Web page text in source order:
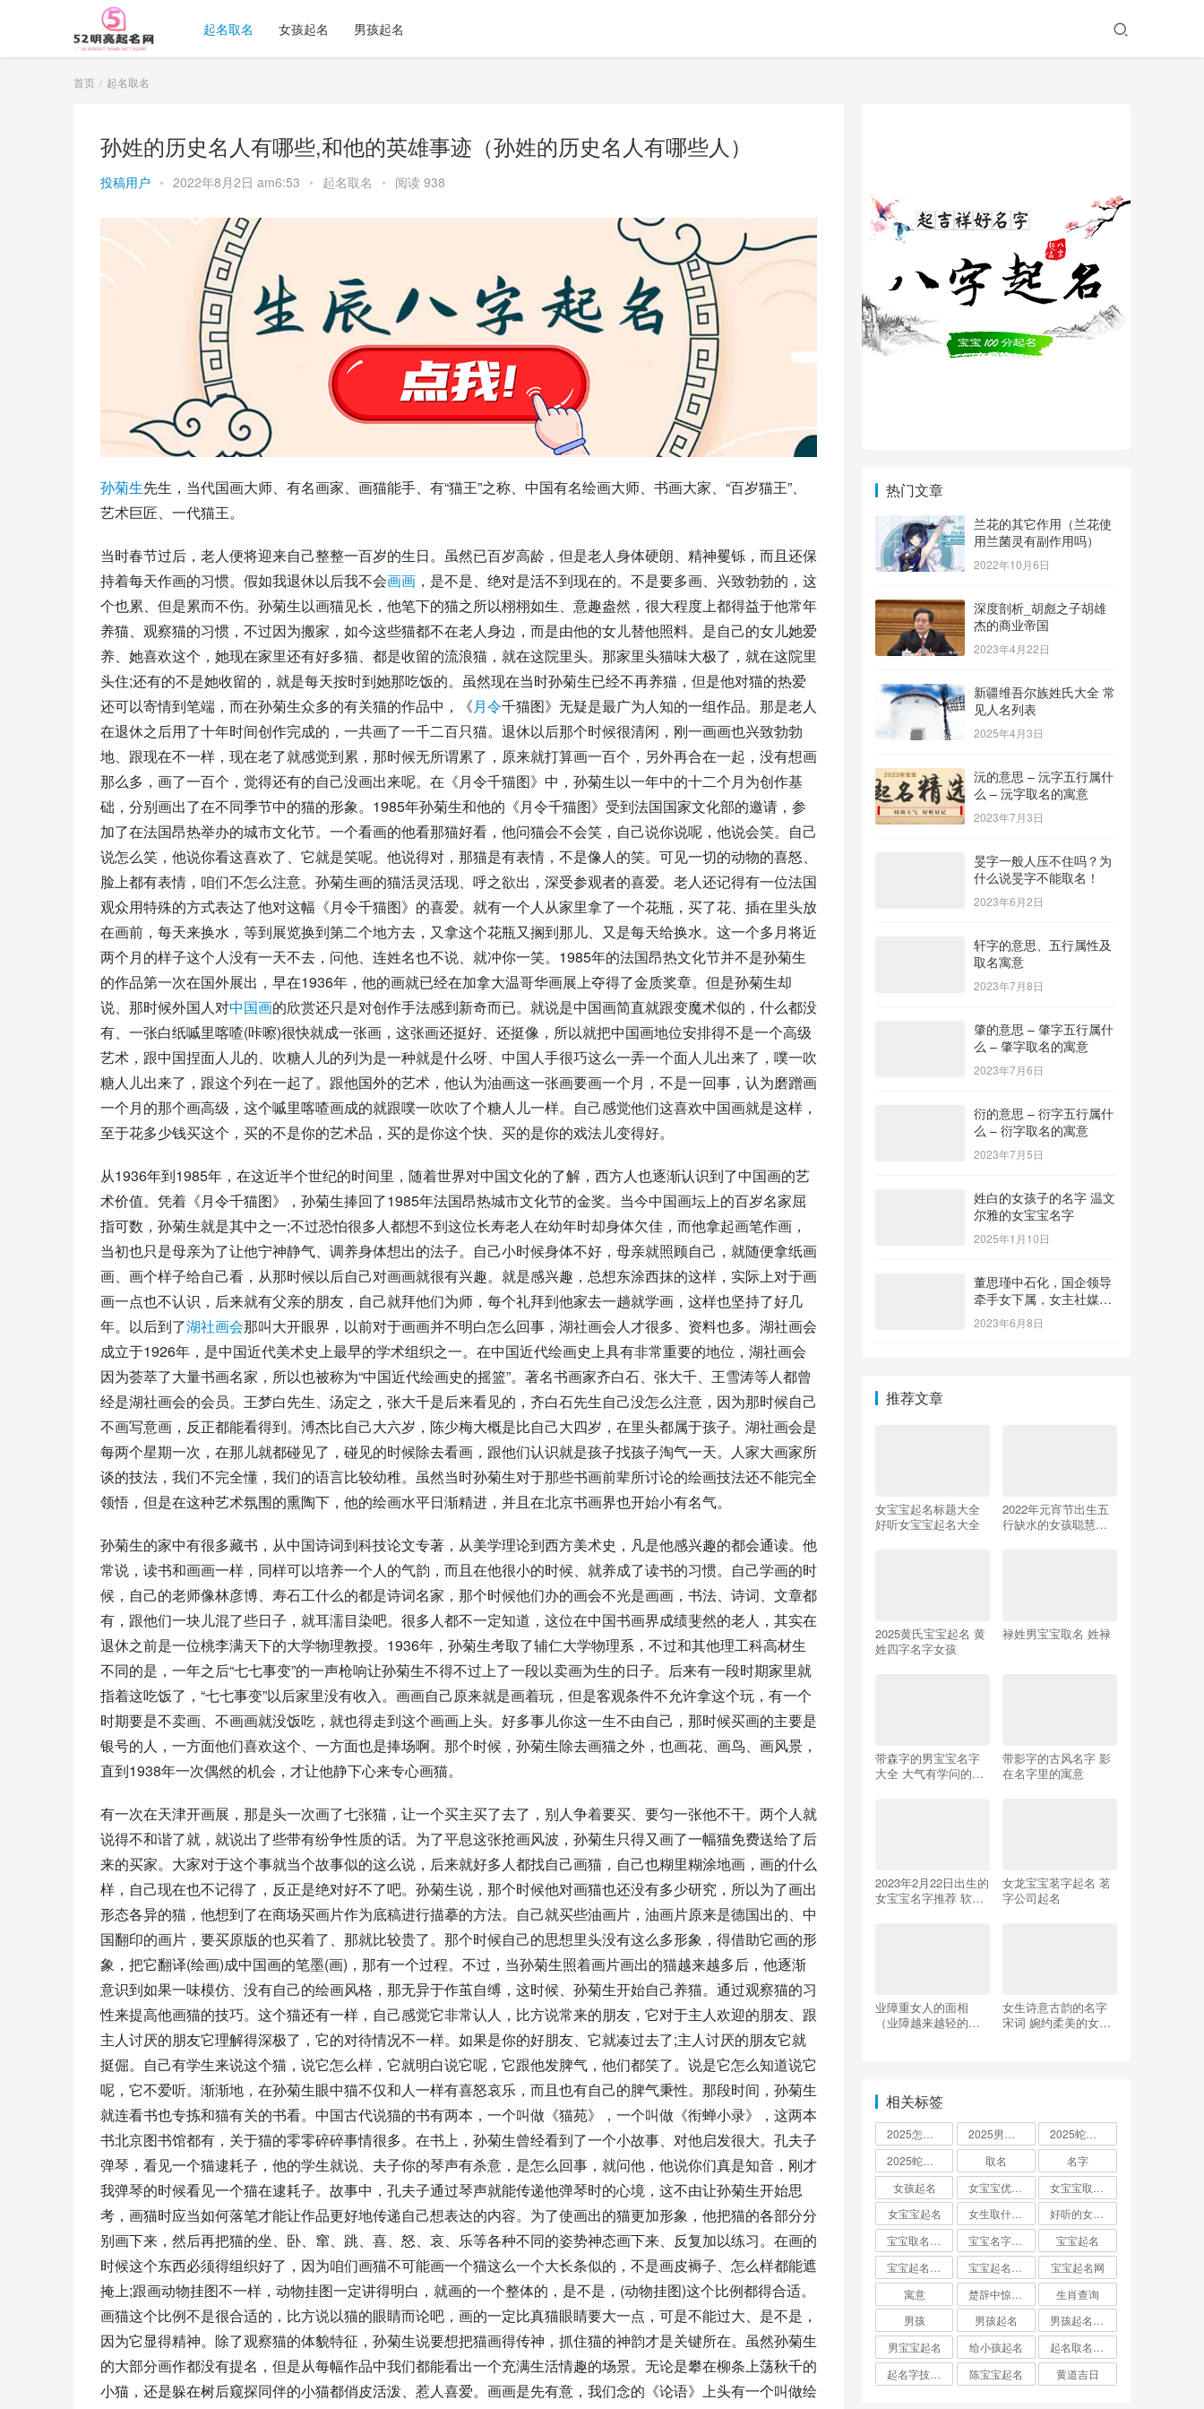
起名取名 女孩起名 男孩起名
首页 起名取名
孙姓的历史名人有哪些,和他的英雄事迹（孙姓的历史名人有哪些人）
投稿用户 • 2022年8月2日 am6:53 • 起名取名 • 阅读 938
孙菊生先生，当代国画大师、有名画家、画猫能手、有“猫王”之称、中国有名绘画大师、书画大家、“百岁猫王”、
艺术巨匠、一代猫王。
当时春节过后，老人便将迎来自己整整一百岁的生日。虽然已百岁高龄，但是老人身体硬朗、精神矍铄，而且还保
持着每天作画的习惯。假如我退休以后我不会画画 ，是不是、绝对是活不到现在的。不是要多画、兴致勃勃的，这
个也累、但是累而不伤。孙菊生以画猫见长，他笔下的猫之所以栩栩如生、意趣盎然，很大程度上都得益于他常年
养猫、观察猫的习惯，不过因为搬家，如今这些猫都不在老人身边，而是由他的女儿替他照料。是自己的女儿她爱
养、她喜欢这个，她现在家里还有好多猫、都是收留的流浪猫，就在这院里头。那家里头猫味大极了，就在这院里
头住;还有的不是她收留的，就是每天按时到她那吃饭的。虽然现在当时孙菊生已经不再养猫，但是他对猫的热爱
还可以寄情到笔端，而在孙菊生众多的有关猫的作品中，《月令千猫图》无疑是最广为人知的一组作品。那是老人
在退休之后用了十年时间创作完成的，一共画了一千二百只猫。退休以后那个时候很清闲，刚一画画也兴致勃勃
地、跟现在不一样，现在老了就感觉到累，那时候无所谓累了，原来就打算画一百个，另外再合在一起，没有想画
那么多，画了一百个，觉得还有的自己没画出来呢。在《月令千猫图》中，孙菊生以一年中的十二个月为创作基
础，分别画出了在不同季节中的猫的形象。1985年孙菊生和他的《月令千猫图》受到法国国家文化部的邀请，参
加了在法国昂热举办的城市文化节。一个看画的他看那猫好看，他问猫会不会笑，自己说你说呢，他说会笑。自己
说怎么笑，他说你看这喜欢了、它就是笑呢。他说得对，那猫是有表情，不是像人的笑。可见一切的动物的喜怒、
脸上都有表情，咱们不怎么注意。孙菊生画的猫活灵活现、呼之欲出，深受参观者的喜爱。老人还记得有一位法国
观众用特殊的方式表达了他对这幅《月令千猫图》的喜爱。就有一个人从家里拿了一个花瓶，买了花、插在里头放
在画前，每天来换水，等到展览换到第二个地方去，又拿这个花瓶又搁到那儿、又是每天给换水。这一个多月将近
两个月的样子这个人没有一天不去，问他、连姓名也不说、就冲你一笑。1985年的法国昂热文化节并不是孙菊生
的作品第一次在国外展出，早在1936年，他的画就已经在加拿大温哥华画展上夺得了金质奖章。但是孙菊生却
说、那时候外国人对中国画的欣赏还只是对创作手法感到新奇而已。就说是中国画简直就跟变魔术似的，什么都没
有、一张白纸嘁里喀喳(咔嚓)很快就成一张画，这张画还挺好、还挺像，所以就把中国画地位安排得不是一个高级
艺术，跟中国捏面人儿的、 吹糖人儿的列为是一种就是什么呀、中国人手很巧这么一弄一个面人 儿出来了，噗一吹
糖人儿出来了，跟这个列在一起了。跟他国外的艺术，他认为油画这一张画要画一个月，不是一回事，认为磨蹭画
一个月的那个画高级，这个嘁里喀喳画成的就跟噗一吹吹了个糖人儿一样。自己感觉他们这喜欢中国画就是这样，
至于花多少钱买这个，买的不是你的艺术品，买的是你这个快、买的是你的戏法儿变得好。
从1936年到1985年，在这近半个世纪的时间里，随着世界对中国文化的了解，西方人也逐渐认识到了中国画的艺
术价值。凭着《月令千猫图》，孙菊生捧回了1985年法国昂热城市文化节的金奖。当今中国画坛上的百岁名家屈
指可数，孙菊生就是其中之一;不过恐怕很多人都想不到这位长寿老人在幼年时却身体欠佳，而他拿起画笔作画，
当初也只是母亲为了让他宁神静气、调养身体想出的法子。自己小时候身体不好，母亲就照顾自己，就随便拿纸画
画、画个样子给自己看，从那时候以后自己对画画就很有兴趣。就是感兴趣，总想东涂西抹的这样，实际上对于画
画一点也不认识，后来就有父亲的朋友，自己就拜他们为师，每个礼拜到他家去一趟就学画，这样也坚持了好几
年。以后到了湖社画会那叫大开眼界，以前对于画画并不明白怎么回事，湖社画会人才很多、资料也多。湖社画会
成立于1926年，是中国近代美术史上最早的学术组织之一。在中国近代绘画史上具有非常重要的地位，湖社画会
因为荟萃了大量书画名家，所以也被称为“中国近代绘画史的摇篮”。著名书画家齐白石、 张大千、 王雪涛等人都曾
经是湖社画会的会员。 王梦白先生、汤定之，张大千是后来看见的，齐白石先生自己没怎么注意，因为那时候自己
不画写意画 ，反正都能看得到。溥杰比自己大六岁， 陈少梅大概是比自己大四岁，在里头都属于孩子。湖社画会是
每两个星期一次，在那儿就都碰见了，碰见的时候除去看画，跟他们认识就是孩子找孩子淘气一天。人家大画家所
谈的技法，我们不完全懂，我们的语言比较幼稚。虽然当时孙菊生对于那些书画前辈所讨论的绘画技法还不能完全
领悟，但是在这种艺术氛围的熏陶下，他的绘画水平日渐精进，并且在北京书画界也开始小有名气。
孙菊生的家中有很多藏书，从中国诗词到科技论文专著，从美学理论到西方美术史，凡是他感兴趣的都会通读。他
常说，读书和画画一样，同样可以培养一个人的气韵，而且在他很小的时候、就养成了读书的习惯。自己学画的时
候，自己的老师像林彦博、 寿石工什么的都是诗词名家，那个时候他们办的画会不光是画画，书法、诗词、文章都
有，跟他们一块儿混了些日子，就耳濡目染吧。很多人都不一定知道，这位在中国书画界成绩斐然的老人，其实在
退休之前是一位桃李满天下的大学物理教授。1936年，孙菊生考取了辅仁大学物理系，不过和其他理工科高材生
不同的是，一年之后“七七事变”的一声枪响让孙菊生不得不过上了一段以卖画为生的日子。后来有一段时期家里就
指着这吃饭了，“七七事变”以后家里没有收入。画画自己原来就是画着玩，但是客观条件不允许拿这个玩，有一个
时期要是不卖画、不画画就没饭吃，就也得走到这个画画上头。好多事儿你这一生不由自己，那时候买画的主要是
银号的人，一方面他们喜欢这个、一方面也是捧场啊。那个时候，孙菊生除去画猫之外，也画花、画鸟、画风景，
直到1938年一次偶然的机会，才让他静下心来专心画猫。
有一次在天津开画展，那是头一次画了七张猫，让一个买主买了去了，别人争着要买、要匀一张他不干。两个人就
说得不和谐了就，就说出了些带有纷争性质的话。为了平息这张抢画风波，孙菊生只得又画了一幅猫免费送给了后
来的买家。大家对于这个事就当个故事似的这么说，后来就好多人都找自己画猫，自己也糊里糊涂地画，画的什么
样，自己现在也不记得了，反正是绝对好不了吧。孙菊生说，那个时候他对画猫也还没有多少研究，所以为了画出
形态各异的猫，他想到了在商场买画片作为底稿进行描摹的方法。自己就买些油画片，油画片原来是德国出的、中
国翻印的画片，要买原版的也买着了、那就比较贵了。那个时候自己的思想里头没有这么多形象，得借助它画的形
象，把它翻译(绘画)成中国画的笔墨(画)，那有一个过程。不过，当孙菊生照着画片画出的猫越来越多后，他逐渐
意识到如果一味模仿、没有自己的绘画风格，那无异于作茧自缚，这时候、孙菊生开始自己养猫。通过观察猫的习
性来提高他画猫的技巧。这个猫还有一样，自己感觉它非常认人，比方说常来的朋友，它对于主人欢迎的朋友、跟
主人讨厌的朋友它理解得深极了，它的对待情况不一样。如果是你的好朋友、它就凑过去了;主人讨厌的朋友它就
挺倔。自己有学生来说这个猫，说它怎么样，它就明白说它呢，它跟他发脾气，他们都笑了。说是它怎么知道说它
呢，它不爱听。渐渐地，在孙菊生眼中猫不仅和人一样有喜怒哀乐，而且也有自己的脾气秉性。那段时间，孙菊生
就连看书也专拣和猫有关的书看。中国古代说猫的书有两本，一个叫做《猫苑》，一个叫做《衔蝉小录》，这两本
书北京图书馆都有，关于猫的零零碎碎事情很多。在书上，孙菊生曾经看到了一个小故事、对他启发很大。孔夫子
弹琴，看见一个猫逮耗子 ，他的学生就说、夫子你的琴声有杀意，是怎么回事，就问他，他说你们真是知音，刚才
我弹琴的时候看见一个猫在逮耗子。故事中， 孔夫子通过琴声就能传递他弹琴时的心境，这不由让孙菊生开始思
考，画猫时应当如何落笔才能让作品更好地传递自己想表达的内容。为了使画出的猫更加形象，他把猫的各部分分
别画下来，然后再把猫的坐、卧、窜、跳、喜、怒、哀、乐等各种不同的姿势神态画下来、反复加以练习。在画的
时候这个东西必须得组织好了，因为咱们画猫不可能画一个猫这么一个大长条似的，不是画皮褥子、怎么样都能遮
掩上;跟画动物挂图不一样，动物挂图一定讲得明白，就画的一个整体的，是不是，(动物挂图)这个比例都得合适。
画猫这个比例不是很合适的，比方说以猫的眼睛而论吧，画的一定比真猫眼睛要大一点，可是不能过大、是不是，
因为它显得精神。除了观察猫的体貌特征，孙菊生说要想把猫画得传神，抓住猫的神韵才是关键所在。虽然孙菊生
的大部分画作都没有提名，但是从每幅作品中我们都能看出一个充满生活情趣的场景。无论是攀在柳条上荡秋千的
小猫，还是躲在树后窥探同伴的小猫都俏皮活泼、惹人喜爱。画画是先有意，我们念的《论语》上头有一个叫做绘
热门文章
兰花的其它作用（兰花使
用兰菌灵有副作用吗）
2022年10月6日
深度剖析_胡彪之子胡雄
杰的商业帝国
2023年4月22日
新疆维吾尔族姓氏大全 常
见人名列表
2025年4月3日
沅的意思 – 沅字五行属什
么 – 沅字取名的寓意
2023年7月3日
旻字一般人压不住吗？为
什么说旻字不能取名！
2023年6月2日
轩字的意思、五行属性及
取名寓意
2023年7月8日
肇的意思 – 肇字五行属什
么 – 肇字取名的寓意
2023年7月6日
衍的意思 – 衍字五行属什
么 – 衍字取名的寓意
2023年7月5日
姓白的女孩子的名字 温文
尔雅的女宝宝名字
2025年1月10日
董思瑾中石化，国企领导
牵手女下属，女主社媒晒
钻戒，奢侈品众多还要买
保险箱
2023年6月8日
推荐文章
女宝宝起名标题大全
好听女宝宝起名大全
2022年元宵节出生五
行缺水的女孩聪慧大
2025黄氏宝宝起名 黄
姓四字名字女孩
禄姓男宝宝取名 姓禄
带森字的男宝宝名字
大全 大气有学问的名
带影字的古风名字 影
在名字里的寓意
2023年2月22日出生的
女宝宝名字推荐 软萌
女龙宝宝茗字起名 茗
字公司起名
业障重女人的面相
（业障越来越轻的面
女生诗意古韵的名字
宋词 婉约柔美的女宝
相关标签
取名
名字
女孩起名
女宝宝起名
宝宝起名
宝宝起名网
寓意
生肖查询
男孩
男孩起名
男宝宝起名
给小孩起名
陈宝宝起名 黄道吉日